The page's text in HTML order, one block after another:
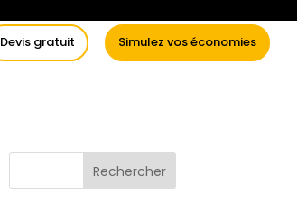
Devis gratuit Simulez vos économies
Conseils